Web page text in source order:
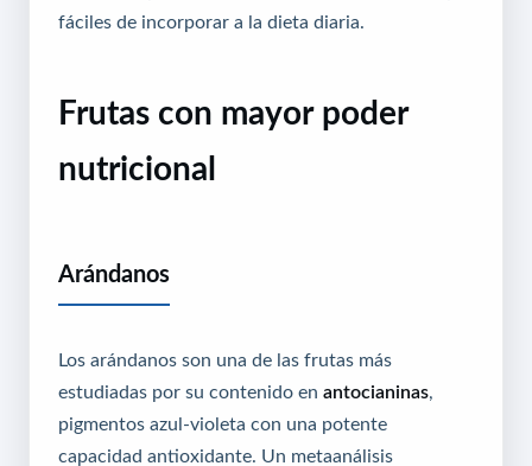
fáciles de incorporar a la dieta diaria.
Frutas con mayor poder
nutricional
Arándanos
Los arándanos son una de las frutas más
estudiadas por su contenido en antocianinas
pigmentos azul-violeta con una potente
capacidad antioxidante. Un metaanálisis